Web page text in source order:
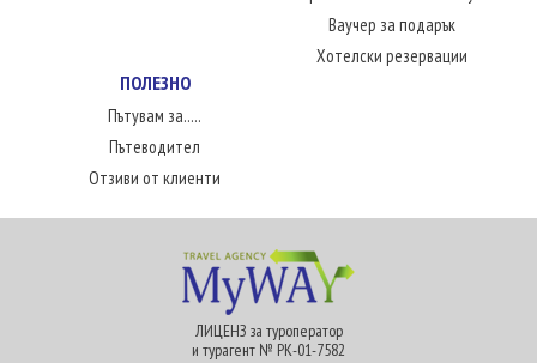
Ваучер за подарък
Хотелски резервации
ПОЛЕЗНО
Пътувам за.....
Пътеводител
Отзиви от клиенти
ЛИЦЕНЗ за туроператор
и турагент № РК-01-7582